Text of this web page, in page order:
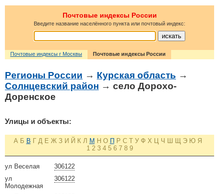
Почтовые индексы России
Введите название населённого пункта или почтовый индекс:
Почтовые индексы г Москвы Почтовые индексы России
Регионы России → Курская область →
Солнцевский район → село Дорохо-
Доренское
Улицы и объекты:
А Б В Г Д Е Ж З И Й К Л М Н О П Р С Т У Ф Х Ц Ч Ш Щ Э Ю Я
1 2 3 4 5 6 7 8 9
306122
ул Веселая
306122
ул
Молодежная